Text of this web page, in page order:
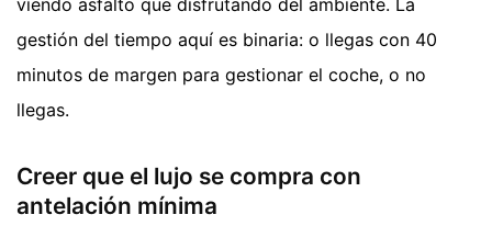
gestión del tiempo aquí es binaria: o llegas con 40
minutos de margen para gestionar el coche, o no
llegas.
Creer que el lujo se compra con
antelación mínima